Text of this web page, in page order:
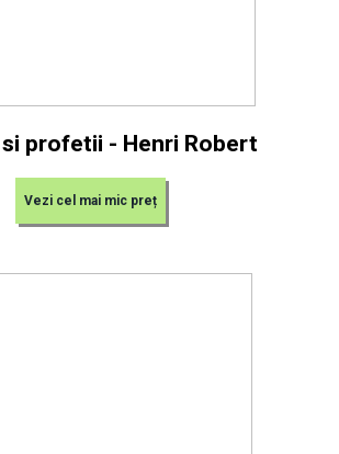
profetii - Henri Robert
Vezi cel mai mic preț